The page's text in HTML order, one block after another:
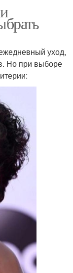
уход,
Но при выборе